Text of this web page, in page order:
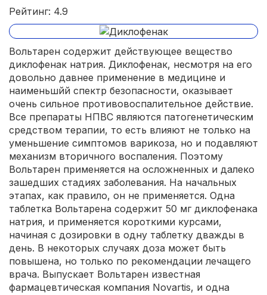
Рейтинг: 4.9
Вольтарен содержит действующее вещество
диклофенак натрия. Диклофенак, несмотря на его
довольно давнее применение в медицине и
наименьшйй спектр безопасности, оказывает
очень сильное противовоспалительное действие.
Все препараты НПВС являются патогенетическим
средством терапии, то есть влияют не только на
уменьшение симптомов варикоза, но и подавляют
механизм вторичного воспаления. Поэтому
Вольтарен применяется на осложненных и далеко
зашедших стадиях заболевания. На начальных
этапах, как правило, он не применяется. Одна
таблетка Вольтарена содержит 50 мг диклофенака
натрия, и применяется короткими курсами,
начиная с дозировки в одну таблетку дважды в
день. В некоторых случаях доза может быть
повышена, но только по рекомендации лечащего
врача. Выпускает Вольтарен известная
фармацевтическая компания Novartis, и одна